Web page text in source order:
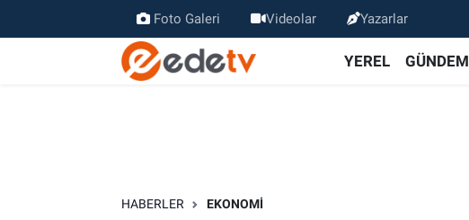
Foto Galeri Videolar Yazarlar
YEREL GÜNDEM
HABERLER EKONOMİ